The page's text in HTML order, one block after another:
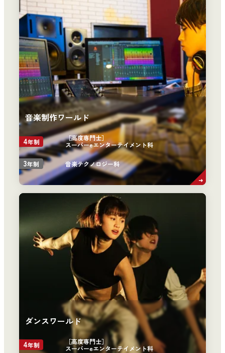
音楽制作ワールド
4年制
［高度専門士］
スーパーeエンターテイメント科
3年制 音楽テクノロジー科
ダンスワールド
4年制
［高度専門士］
スーパーeエンターテイメント科